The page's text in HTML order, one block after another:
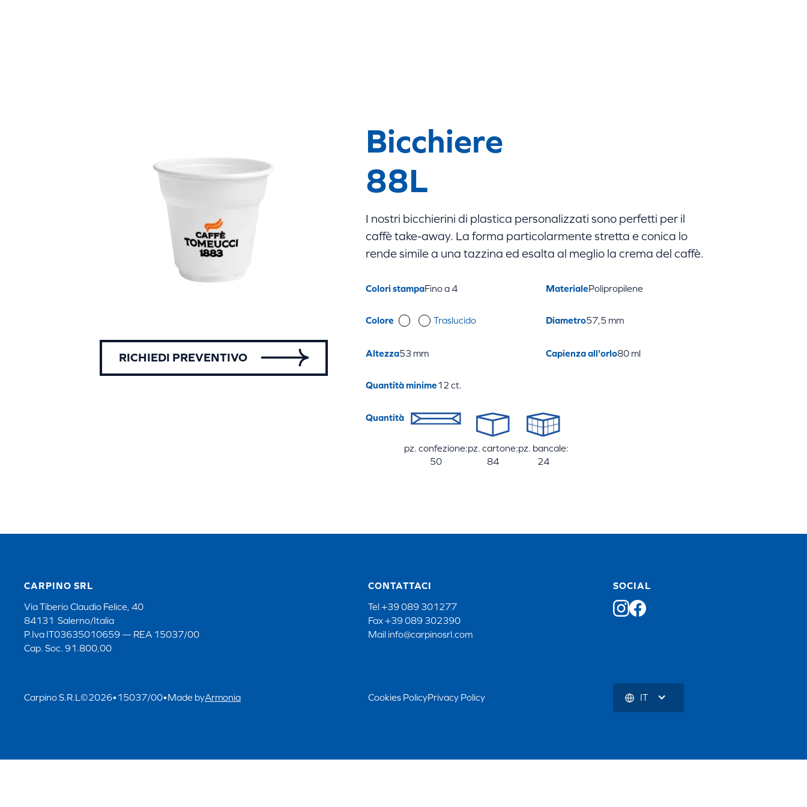
RICHIEDI PREVENTIVO
Bicchiere
88L
I nostri bicchierini di plastica personalizzati sono perfetti per il
caffè take-away. La forma particolarmente stretta e conica lo
rende simile a una tazzina ed esalta al meglio la crema del caffè.
Colori stampaFino a 4 MaterialePolipropilene
Colore Traslucido Diametro57,5 mm
Altezza53 mm Capienza all'orlo80 ml
Quantità minime12 ct.
Quantità
pz. confezione:
50
pz. cartone:
84
pz. bancale:
24
CARPINO SRL
Via Tiberio Claudio Felice, 40
84131 Salerno/Italia
P.Iva IT03635010659 — REA 15037/00
Cap. Soc. 91.800,00
CONTATTACI
Tel+39 089 301277
Fax+39 089 302390
Mail info@carpinosrl.com
SOCIAL
Carpino S.R.L ©2026• 15037/00•Made byArmonia Cookies PolicyPrivacy Policy IT